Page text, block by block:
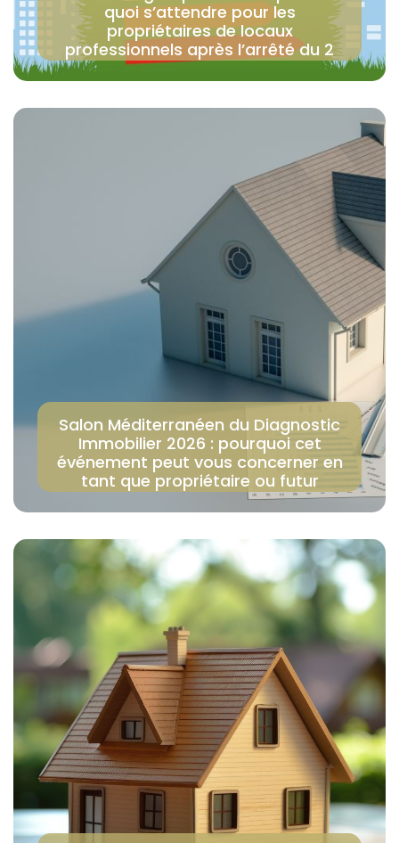
quoi s’attendre pour les
propriétaires de locaux
professionnels après l’arrêté du 2
juillet 2026
Salon Méditerranéen du Diagnostic
Immobilier 2026 : pourquoi cet
événement peut vous concerner en
tant que propriétaire ou futur
acheteur